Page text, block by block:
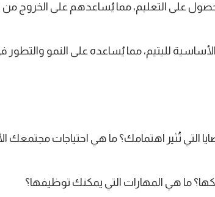
على التعليم، مما يُساعدهم على الخروج من
لليتيم، مما يُساعده على النمو والتطور
التي تُثير اهتمامك؟ ما هي احتياجات مجتمعك
ما هي المهارات التي يمكنك توظيفها؟